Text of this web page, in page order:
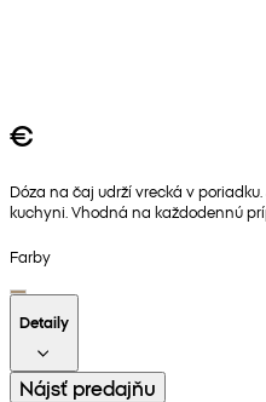
€
Dóza na čaj udrží vrecká v
kuchyni. Vhodná na každodennú
Farby
Detaily
Nájsť predajňu